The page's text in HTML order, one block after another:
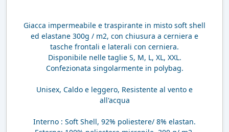
Giacca impermeabile e traspirante in misto soft shell
ed elastane 300g / m2, con chiusura a cerniera e
tasche frontali e laterali con cerniera.
Disponibile nelle taglie S, M, L, XL, XXL.
Confezionata singolarmente in polybag.
Unisex, Caldo e leggero, Resistente al vento e
all'acqua
Interno : Soft Shell, 92% poliestere/ 8% elastan.